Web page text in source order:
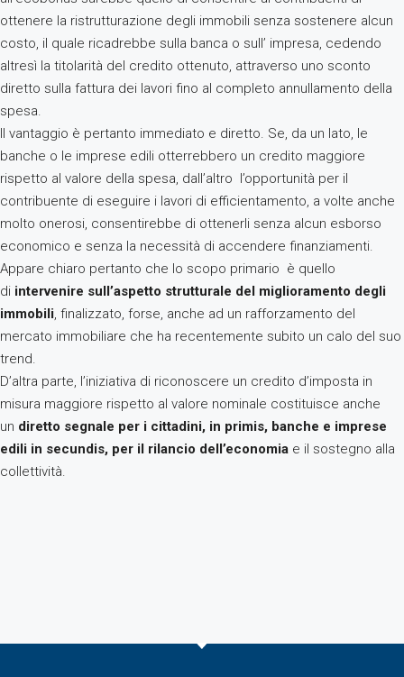
ottenere la ristrutturazione degli immobili senza sostenere alcun
costo, il quale ricadrebbe sulla banca o sull’ impresa, cedendo
altresì la titolarità del credito ottenuto, attraverso uno sconto
diretto sulla fattura dei lavori fino al completo annullamento della
spesa.
Il vantaggio è pertanto immediato e diretto. Se, da un lato, le
banche o le imprese edili otterrebbero un credito maggiore
rispetto al valore della spesa, dall’altro l’opportunità per il
contribuente di eseguire i lavori di efficientamento, a volte anche
molto onerosi, consentirebbe di ottenerli senza alcun esborso
economico e senza la necessità di accendere finanziamenti.
Appare chiaro pertanto che lo scopo primario è quello
di intervenire sull’aspetto strutturale del miglioramento degli
immobili, finalizzato, forse, anche ad un rafforzamento del
mercato immobiliare che ha recentemente subito un calo del suo
trend.
D’altra parte, l’iniziativa di riconoscere un credito d’imposta in
misura maggiore rispetto al valore nominale costituisce anche
un diretto segnale per i cittadini, in primis, banche e imprese
edili in secundis, per il rilancio dell’economia e il sostegno alla
collettività.